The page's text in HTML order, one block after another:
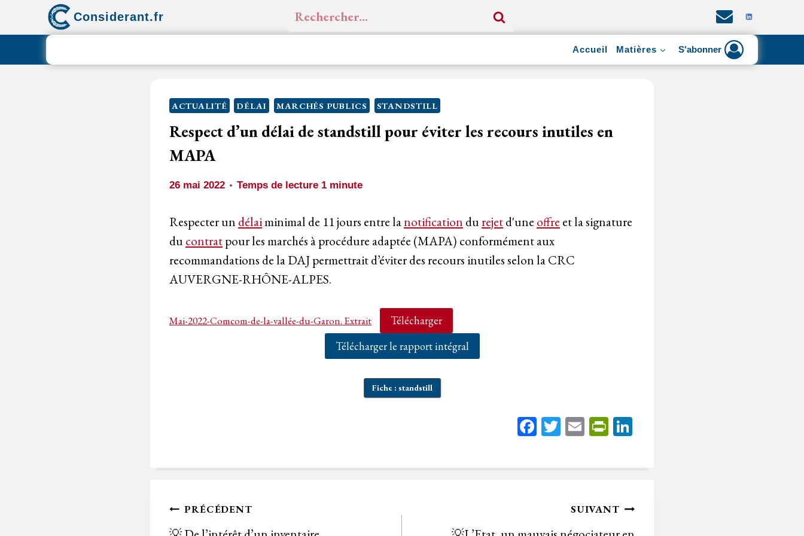
Considerant.fr Rechercher :
Accueil Matières S'abonner
ACTUALITÉ DÉLAI MARCHÉS PUBLICS STANDSTILL
Respect d’un délai de standstill pour éviter les recours inutiles en
MAPA
26 mai 2022 Temps de lecture 1 minute
Respecter un délaiminimal de 11 jours entre lanotification durejetd'une offre et la signature
ducontratpour les marchés à procédure adaptée (MAPA) conformément aux
recommandations de la DAJ permettrait d’éviter des recours inutiles selon la CRC
AUVERGNE-RHÔNE-ALPES.
Mai-2022-Comcom-de-la-vallée-du-Garon. Extrait
Télécharger
Télécharger le rapport intégral
Fiche : standstill
Fa
bo
T
tt
E
ail
Pr
tF
n
ed
Navigation
PRÉCÉDENT SUIVANT